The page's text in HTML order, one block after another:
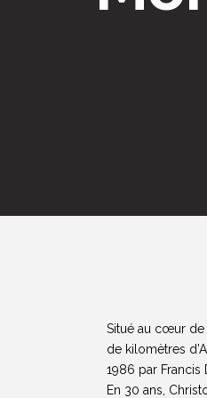
Situé au cœur de
de kilomètres
1986 par
En 30 ans,